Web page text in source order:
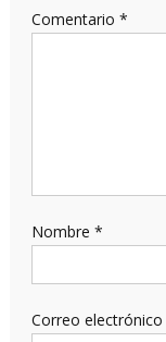
Comentario *
Nombre *
Correo electrónico